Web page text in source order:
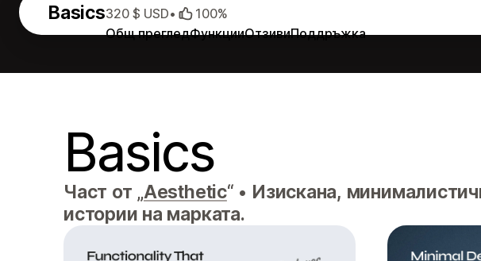
Basics
Общ прегледФункцииОтзивиПоддръжка
320 $ USD• 100%
Basics
Част от „Aesthetic“ • Изискана,
истории на марката.